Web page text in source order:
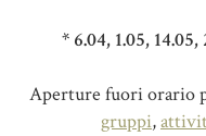
* 6.04, 1.05,
Aperture fuori orario
gruppi,